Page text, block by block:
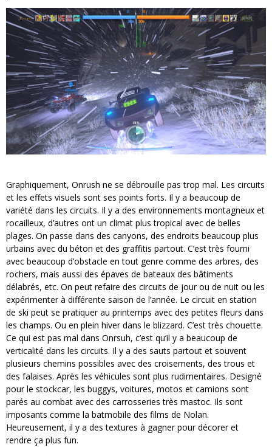
Graphiquement, Onrush ne se débrouille pas trop mal. Les circuits
et les effets visuels sont ses points forts. Il y a beaucoup de
variété dans les circuits. Il y a des environnements montagneux et
rocailleux, d’autres ont un climat plus tropical avec de belles
plages. On passe dans des canyons, des endroits beaucoup plus
urbains avec du béton et des graffitis partout. C’est très fourni
avec beaucoup d’obstacle en tout genre comme des arbres, des
rochers, mais aussi des épaves de bateaux des bâtiments
délabrés, etc. On peut refaire des circuits de jour ou de nuit ou les
expérimenter à différente saison de l’année. Le circuit en station
de ski peut se pratiquer au printemps avec des petites fleurs dans
les champs. Ou en plein hiver dans le blizzard. C’est très chouette.
Ce qui est pas mal dans Onrsuh, c’est qu’il y a beaucoup de
verticalité dans les circuits. Il y a des sauts partout et souvent
plusieurs chemins possibles avec des croisements, des trous et
des falaises. Après les véhicules sont plus rudimentaires. Designé
pour le stockcar, les buggys, voitures, motos et camions sont
parés au combat avec des carrosseries très mastoc. Ils sont
imposants comme la batmobile des films de Nolan.
Heureusement, il y a des textures à gagner pour décorer et
rendre ça plus fun.